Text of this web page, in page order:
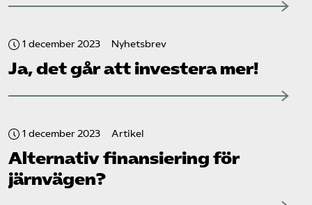
1 december 2023 Nyhetsbrev
Ja, det går att investera mer!
1 december 2023 Artikel
Alternativ finansiering för
järnvägen?